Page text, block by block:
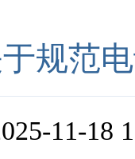
规范
11-18